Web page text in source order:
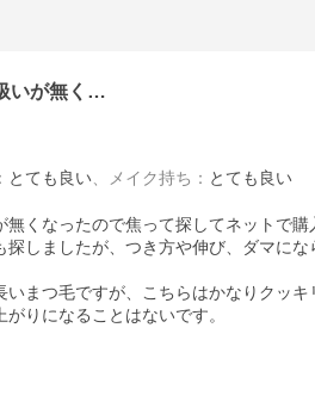
いが無く…
： とても良い メイク持ち ： とても良い
くなったので焦って探してネットで購
しましたが、つき方や伸び、ダマに
まつ毛ですが、こちらはかなりクッ
りになることはないです。